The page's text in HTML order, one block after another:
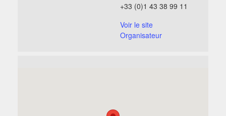
+33 (0)1 43 38 99 11
Voir le site
Organisateur